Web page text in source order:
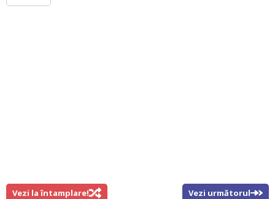
Vezi la întamplare! Vezi următorul